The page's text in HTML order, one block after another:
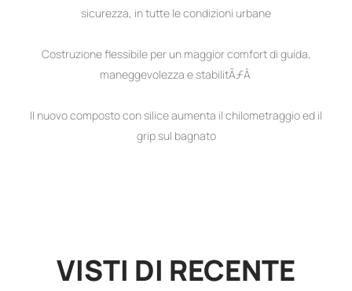
sicurezza, in tutte le condizioni urbane
Costruzione flessibile per un maggior comfort di guida,
maneggevolezza e stabilitÃƒÂ
Il nuovo composto con silice aumenta il chilometraggio ed il
grip sul bagnato
VISTI DI RECENTE